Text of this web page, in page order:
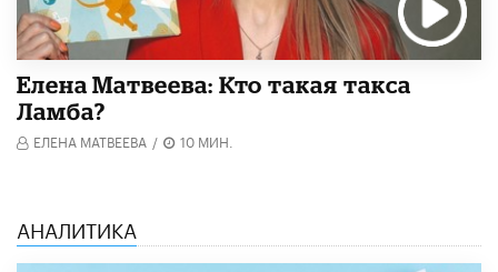
Елена Матвеева: Кто такая такса
Ламба?
ЕЛЕНА МАТВЕЕВА / 10 МИН.
АНАЛИТИКА